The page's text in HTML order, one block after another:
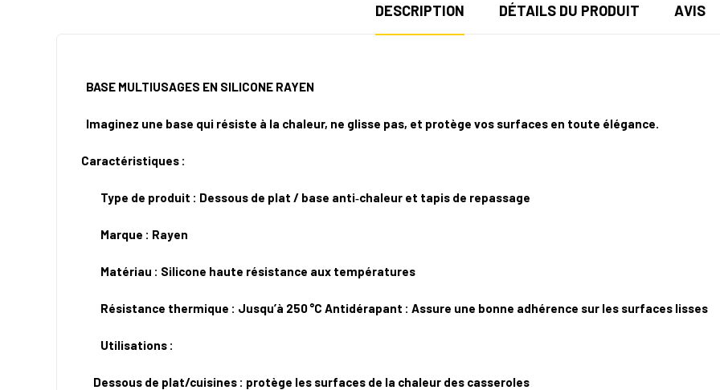
DESCRIPTION DÉTAILS DU PRODUIT AVIS
BASE MULTIUSAGES EN SILICONE RAYEN
Imaginez une base qui résiste à la chaleur, ne glisse pas, et protège vos surfaces en toute élégance.
Caractéristiques :
Type de produit : Dessous de plat / base anti‑chaleur et tapis de repassage
Marque : Rayen
Matériau : Silicone haute résistance aux températures
Résistance thermique : Jusqu’à 250 °C Antidérapant : Assure une bonne adhérence sur les surfaces lisses
Utilisations :
Dessous de plat/cuisines : protège les surfaces de la chaleur des casseroles